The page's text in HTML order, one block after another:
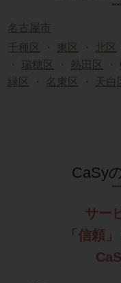
名古屋市
千種区
・ 東区 ・ 北区
・
瑞穂区 ・ 熱田区 ・
緑区
・ 名東区 ・ 天白
CaSy
サー
「信頼